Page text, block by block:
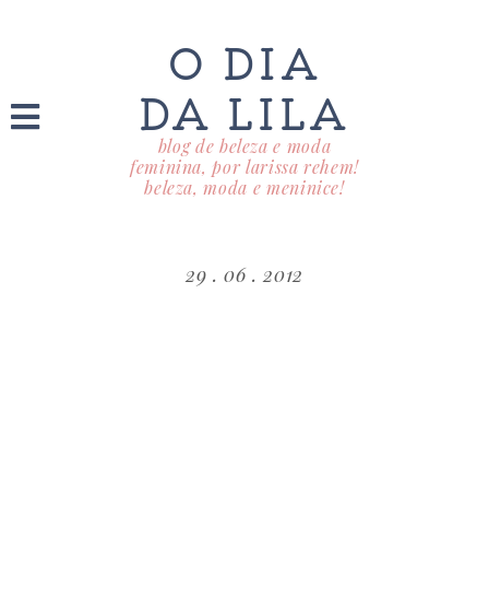
O DIA
DA LILA
blog de beleza e moda
feminina, por larissa rehem!
beleza, moda e meninice!
29 . 06 . 2012